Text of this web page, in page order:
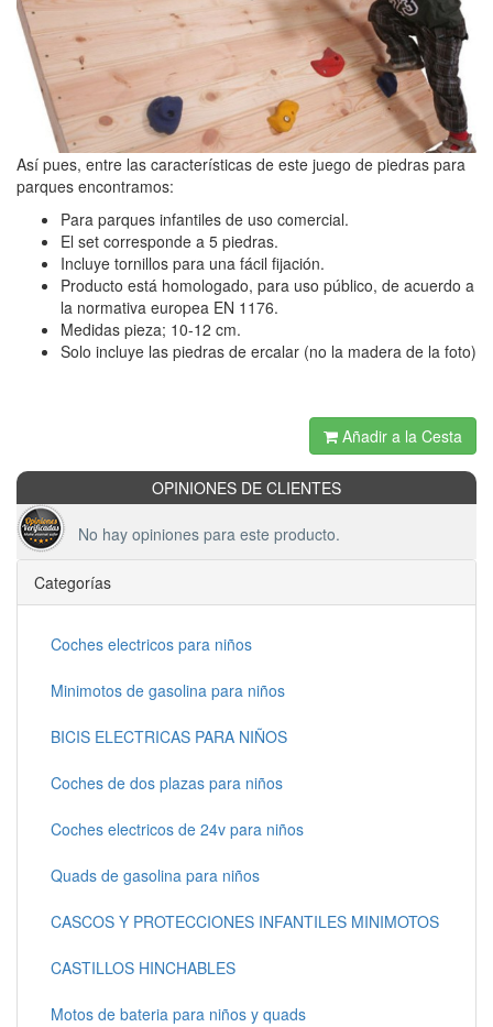
Así pues, entre las características de este juego de piedras para
parques encontramos:
Para parques infantiles de uso comercial.
El set corresponde a 5 piedras.
Incluye tornillos para una fácil fijación.
Producto está homologado, para uso público, de acuerdo a
la normativa europea EN 1176.
Medidas pieza; 10-12 cm.
Solo incluye las piedras de ercalar (no la madera de la foto)
Añadir a la Cesta
OPINIONES DE CLIENTES
No hay opiniones para este producto.
Categorías
Coches electricos para niños
Minimotos de gasolina para niños
BICIS ELECTRICAS PARA NIÑOS
Coches de dos plazas para niños
Coches electricos de 24v para niños
Quads de gasolina para niños
CASCOS Y PROTECCIONES INFANTILES MINIMOTOS
CASTILLOS HINCHABLES
Motos de bateria para niños y quads